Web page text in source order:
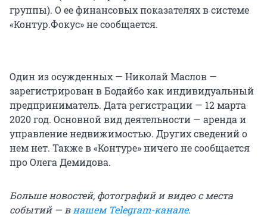
группы). О ее финансовых показателях в системе
«Контур.Фокус» не сообщается.
Один из осужденных — Николай Маслов —
зарегистрирован в Бодайбо как индивидуальный
предприниматель. Дата регистрации — 12 марта
2020 год. Основной вид деятельности — аренда и
управление недвижимостью. Других сведений о
нем нет. Также в «Контуре» ничего не сообщается
про Олега Демидова.
Больше новостей, фотографий и видео с места
событий — внашем Telegram-канале.